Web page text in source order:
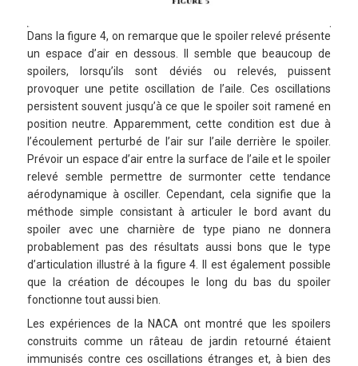
Dans la figure 4, on remarque que le spoiler relevé présente
un espace d’air en dessous. Il semble que beaucoup de
spoilers, lorsqu’ils sont déviés ou relevés, puissent
provoquer une petite oscillation de l’aile. Ces oscillations
persistent souvent jusqu’à ce que le spoiler soit ramené en
position neutre. Apparemment, cette condition est due à
l’écoulement perturbé de l’air sur l’aile derrière le spoiler.
Prévoir un espace d’air entre la surface de l’aile et le spoiler
relevé semble permettre de surmonter cette tendance
aérodynamique à osciller. Cependant, cela signifie que la
méthode simple consistant à articuler le bord avant du
spoiler avec une charnière de type piano ne donnera
probablement pas des résultats aussi bons que le type
d’articulation illustré à la figure 4. Il est également possible
que la création de découpes le long du bas du spoiler
fonctionne tout aussi bien.
Les expériences de la NACA ont montré que les spoilers
construits comme un râteau de jardin retourné étaient
immunisés contre ces oscillations étranges et, à bien des